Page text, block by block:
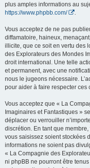
plus amples informations au
https://www.phpbb.com/
Vous acceptez de ne pas
diffamatoire, haineux,
illicite, que ce soit en vertu des
des Explorateurs des Mondes
droit international. Une telle
et permanent, avec une
nous le jugeons nécessaire.
pour aider à faire respecter ces
Vous acceptez que « La
Imaginaires et Fantastiques »
déplacer ou verrouiller
discrétion. En tant que
vous saisissez soient stockées
informations ne soient pas
« La Compagnie des
ni phpBB ne pourront être